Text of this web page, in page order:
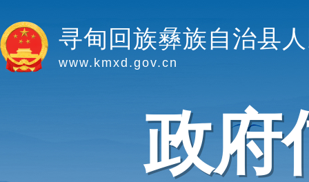
寻甸回族彝族自治县
www.kmxd.gov.cn
政府